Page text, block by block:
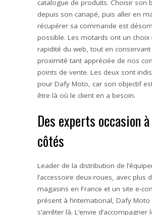
catalogue de produits. Choisir son
depuis son canapé, puis aller en
récupérer sa commande est
possible. Les motards ont un choix
rapidité du web, tout en conservant
proximité tant appréciée de nos
points de vente. Les deux sont
pour Dafy Moto, car son objectif
être là où le client en a besoin.
Des experts occasion
côtés
Leader de la distribution de
l’accessoire deux-roues, avec plus
magasins en France et un site e-
présent à l’international, Dafy
s’arrêter là. L’envie